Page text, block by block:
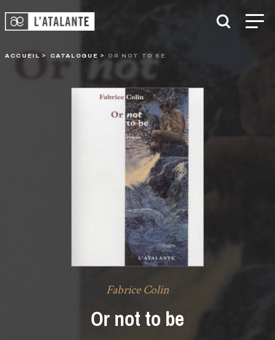
ACCUEIL CATALOGUE OR NOT TO BE
Fabrice Colin
Or not to be